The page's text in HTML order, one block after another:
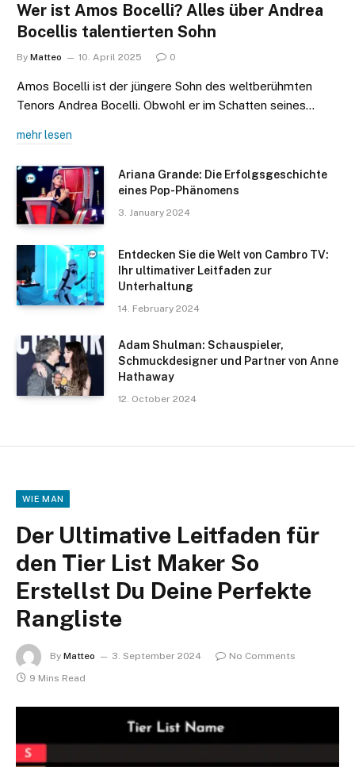
Wer ist Amos Bocelli? Alles über Andrea
Bocellis talentierten Sohn
By Matteo 10. April 2025 0
Amos Bocelli ist der jüngere Sohn des weltberühmten
Tenors Andrea Bocelli. Obwohl er im Schatten seines…
mehr lesen
Ariana Grande: Die Erfolgsgeschichte
eines Pop-Phänomens
3. January 2024
Entdecken Sie die Welt von Cambro TV:
Ihr ultimativer Leitfaden zur
Unterhaltung
14. February 2024
Adam Shulman: Schauspieler,
Schmuckdesigner und Partner von Anne
Hathaway
12. October 2024
WIE MAN
Der Ultimative Leitfaden für
den Tier List Maker So
Erstellst Du Deine Perfekte
Rangliste
By Matteo 3. September 2024
No Comments
9 Mins Read